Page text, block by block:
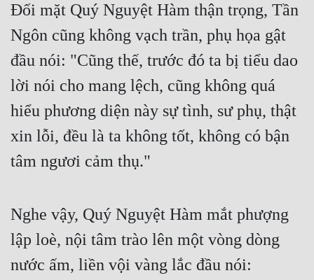
Đối mặt Quý Nguyệt Hàm thận trọng, Tần
Ngôn cũng không vạch trần, phụ họa gật
đầu nói: "Cũng thế, trước đó ta bị tiểu dao
lời nói cho mang lệch, cũng không quá
hiểu phương diện này sự tình, sư phụ, thật
xin lỗi, đều là ta không tốt, không có bận
tâm ngươi cảm thụ."
Nghe vậy, Quý Nguyệt Hàm mắt phượng
lập loè, nội tâm trào lên một vòng dòng
nước ấm, liền vội vàng lắc đầu nói: